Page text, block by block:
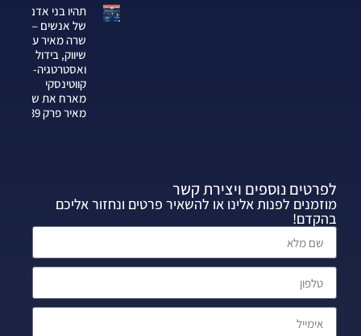
תהיו בני אדם
של אנשים —
שרה מאיר על
שיווק, בידול
ואסטרטגיה-צחי
קווטינסקי
מארח את שרה
מאיר פרק 339
לפרטים נוספים ויצירת קשר
מוזמנים לפנות אלינו או להשאיר פרטים ונחזור אליכם
בהקדם!